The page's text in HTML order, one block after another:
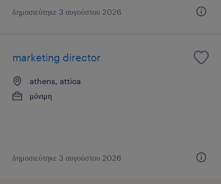
δημοσιεύτηκε 3 αυγούστου 2026
marketing director
athens, attica
μόνιμη
δημοσιεύτηκε 3 αυγούστου 2026